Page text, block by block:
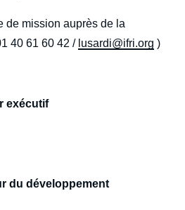
de mission auprès de la
40 61 60 42 / lusardi@ifri.org )
exécutif
du développement